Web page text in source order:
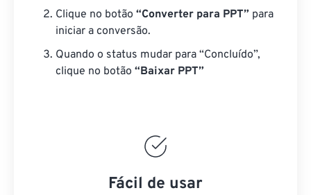
Clique no botão “Converter para PPT” para
iniciar a conversão.
Quando o status mudar para “Concluído”,
clique no botão “Baixar PPT”
Fácil de usar